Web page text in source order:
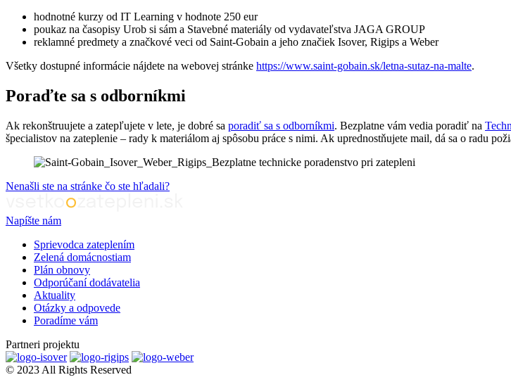
hodnotné kurzy od IT Learning v hodnote 250 eur
poukaz na časopisy Urob si sám a Stavebné materiály od vydavateľstva JAGA GROUP
reklamné predmety a značkové veci od Saint-Gobain a jeho značiek Isover, Rigips a Weber
Všetky dostupné informácie nájdete na webovej stránke https://www.saint-gobain.sk/letna-sutaz-na-malte.
Poraďte sa s odborníkmi
Ak rekonštruujete a zatepľujete v lete, je dobré sa poradiť sa s odborníkmi. Bezplatne vám vedia poradiť na
špecialistov na zateplenie – rady k materiálom aj spôsobu práce s nimi. Ak uprednostňujete mail, dá sa o radu
Nenašli ste na stránke čo ste hľadali?
Napíšte nám
Sprievodca zateplením
Zelená domácnostiam
Plán obnovy
Odporúčaní dodávatelia
Aktuality
Otázky a odpovede
Poradíme vám
Partneri projektu
© 2023 All Rights Reserved